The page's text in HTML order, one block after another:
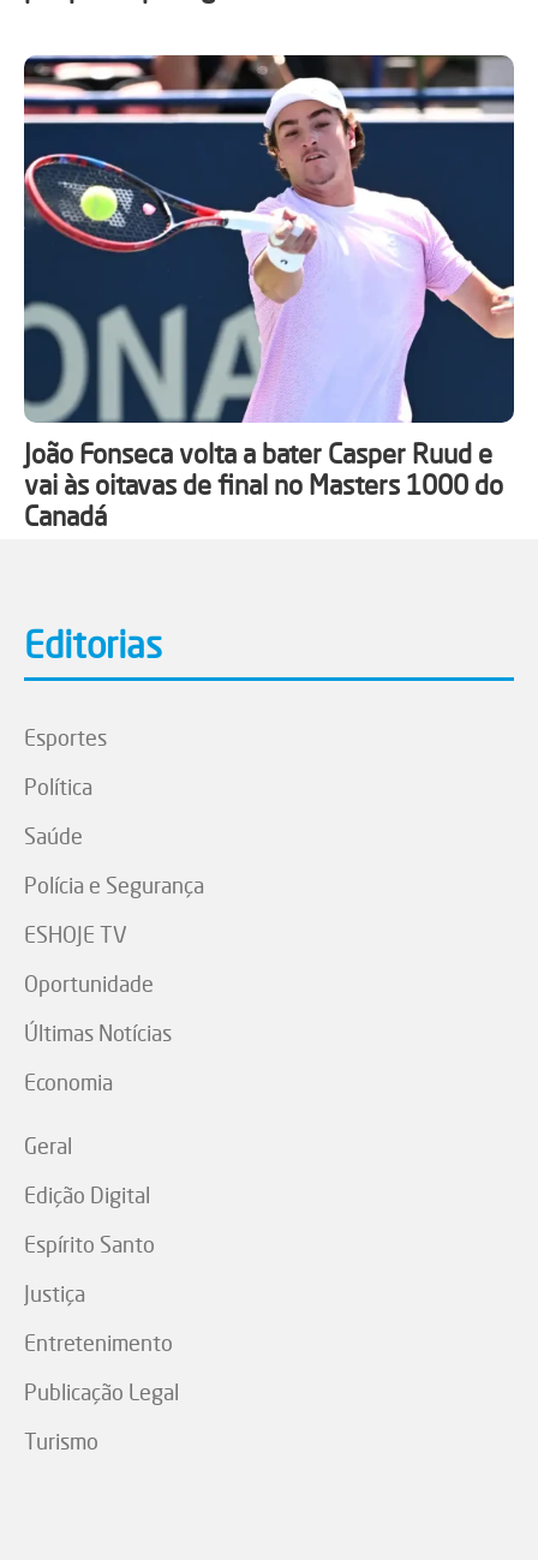
João Fonseca volta a bater Casper Ruud e
vai às oitavas de final no Masters 1000 do
Canadá
Editorias
Esportes
Política
Saúde
Polícia e Segurança
ESHOJE TV
Oportunidade
Últimas Notícias
Economia
Geral
Edição Digital
Espírito Santo
Justiça
Entretenimento
Publicação Legal
Turismo